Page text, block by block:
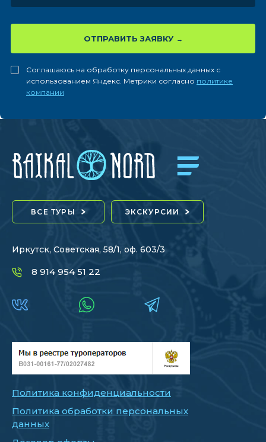
ОТПРАВИТЬ ЗАЯВКУ
Соглашаюсь на обработку персональных данных с
использованием Яндекс. Метрики согласно политике
компании
ВСЕ ТУРЫ ЭКСКУРСИИ
Иркутск, Советская, 58/1, оф. 603/3
8 914 954 51 22
Политика конфиденциальности
Политика обработки персональных
данных